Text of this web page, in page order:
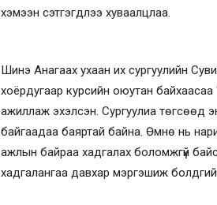
хэмээн сэтгэгдлээ хуваалцлаа.
Шинэ Анагаах ухаан их сургуулийн
хоёрдугаар курсийн оюутан байхаасаа
ажиллаж эхэлсэн. Сургуулиа төгсөөд
байгаадаа баяртай байна. Өмнө нь
ажлын байраа хадгалах боломжгүй
хадгалангаа давхар мэргэшиж